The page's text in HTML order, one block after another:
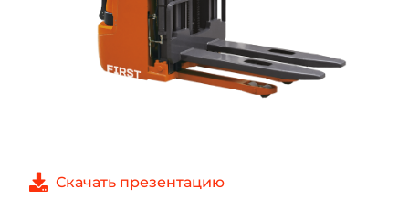
Скачать презентацию